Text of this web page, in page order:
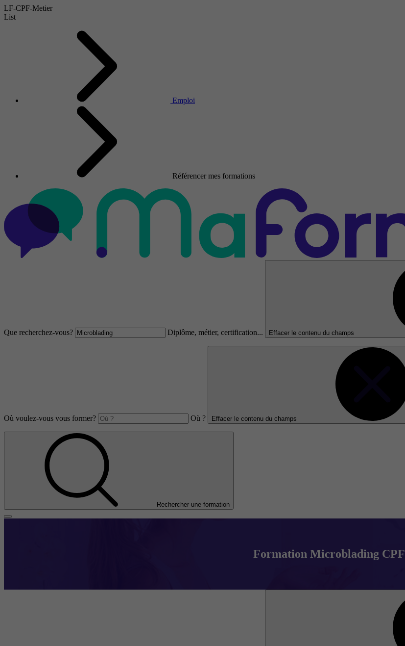
LF-CPF-Metier
List
Emploi
Référencer mes formations
Que recherchez-vous? Diplôme, métier, certification... Effacer le contenu du champs
Où voulez-vous vous former? Où ? Effacer le contenu du champs
Rechercher une formation
Formation Microblading CPF